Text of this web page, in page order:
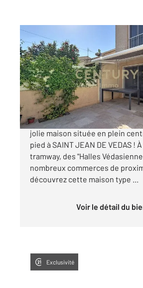
ST JEAN DE VEDAS 34
74 m2, 3 pièces
Ref : 41123
Maison à vendre
359 000 €
CENTURY 21 VEDAS IMMO
jolie maison située en plein
pied à SAINT JEAN DE VEDAS !
tramway, des "Halles
nombreux commerces de
découvrez cette maison type ...
Voir le détail du
Exclusivité